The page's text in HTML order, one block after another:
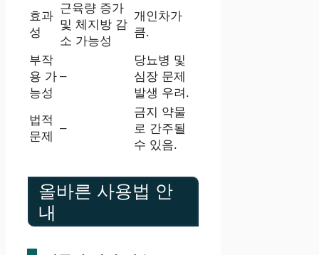
효과
성
근육량 증가
및 체지방 감
소 가능성
개인차가
큼.
부작
용 가
능성
–
당뇨병 및
심장 문제
발생 우려.
법적
문제
–
금지 약물
로 간주될
수 있음.
올바른 사용법 안
내